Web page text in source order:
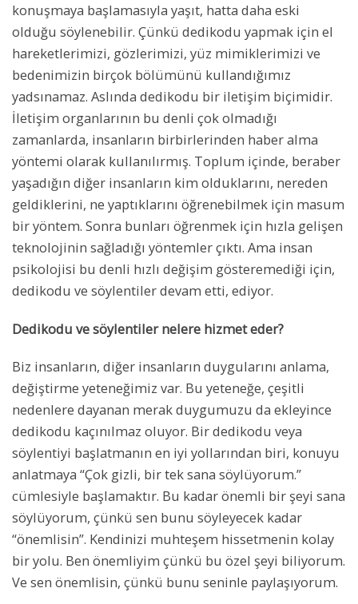
konuşmaya başlamasıyla yaşıt, hatta daha eski
olduğu söylenebilir. Çünkü dedikodu yapmak için el
hareketlerimizi, gözlerimizi, yüz mimiklerimizi ve
bedenimizin birçok bölümünü kullandığımız
yadsınamaz. Aslında dedikodu bir iletişim biçimidir.
İletişim organlarının bu denli çok olmadığı
zamanlarda, insanların birbirlerinden haber alma
yöntemi olarak kullanılırmış. Toplum içinde, beraber
yaşadığın diğer insanların kim olduklarını, nereden
geldiklerini, ne yaptıklarını öğrenebilmek için masum
bir yöntem. Sonra bunları öğrenmek için hızla gelişen
teknolojinin sağladığı yöntemler çıktı. Ama insan
psikolojisi bu denli hızlı değişim gösteremediği için,
dedikodu ve söylentiler devam etti, ediyor.
Dedikodu ve söylentiler nelere hizmet eder?
Biz insanların, diğer insanların duygularını anlama,
değiştirme yeteneğimiz var. Bu yeteneğe, çeşitli
nedenlere dayanan merak duygumuzu da ekleyince
dedikodu kaçınılmaz oluyor. Bir dedikodu veya
söylentiyi başlatmanın en iyi yollarından biri, konuyu
anlatmaya “Çok gizli, bir tek sana söylüyorum.”
cümlesiyle başlamaktır. Bu kadar önemli bir şeyi sana
söylüyorum, çünkü sen bunu söyleyecek kadar
“önemlisin”. Kendinizi muhteşem hissetmenin kolay
bir yolu. Ben önemliyim çünkü bu özel şeyi biliyorum.
Ve sen önemlisin, çünkü bunu seninle paylaşıyorum.